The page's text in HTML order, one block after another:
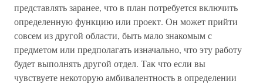
представлять заранее, что в план потребуется включить
определенную функцию или проект. Он может прийти
совсем из другой области, быть мало знакомым с
предметом или предполагать изначально, что эту работу
будет выполнять другой отдел. Так что если вы
чувствуете некоторую амбивалентность в определении